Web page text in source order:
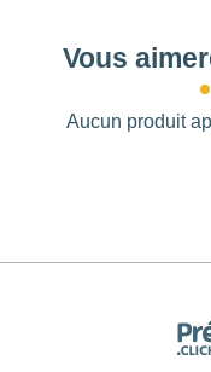
Vous
Aucun produit